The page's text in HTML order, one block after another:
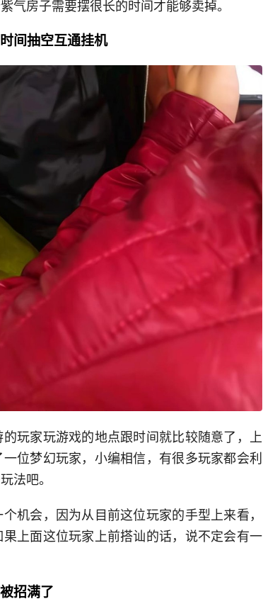
气房子需要摆很长的时间才能够卖掉。
间抽空互通挂机
玩家玩游戏的地点跟时间就比较随意了，上
位梦幻玩家，小编相信，有很多玩家都会利
法吧。
机会，因为从目前这位玩家的手型上来看，
上面这位玩家上前搭讪的话，说不定会有一
招满了